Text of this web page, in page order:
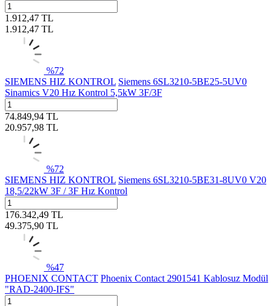
1.912,47 TL
1.912,47 TL
%72
SIEMENS HIZ KONTROL Siemens 6SL3210-5BE25-5UV0
Sinamics V20 Hız Kontrol 5,5kW 3F/3F
74.849,94 TL
20.957,98 TL
%72
SIEMENS HIZ KONTROL Siemens 6SL3210-5BE31-8UV0 V20
18,5/22kW 3F / 3F Hız Kontrol
176.342,49 TL
49.375,90 TL
%47
PHOENIX CONTACT Phoenix Contact 2901541 Kablosuz Modül
"RAD-2400-IFS"